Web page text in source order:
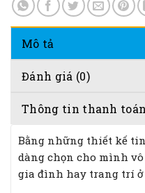
Mô tả
Đánh giá (0)
Thông tin thanh toán
Bằng những thiết kế
dàng chọn cho mình
gia đình hay trang trí ở